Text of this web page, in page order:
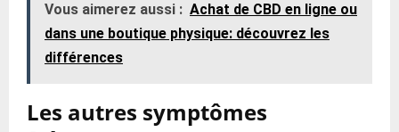
Vous aimerez aussi : Achat de CBD en ligne ou
dans une boutique physique: découvrez les
différences
Les autres symptômes